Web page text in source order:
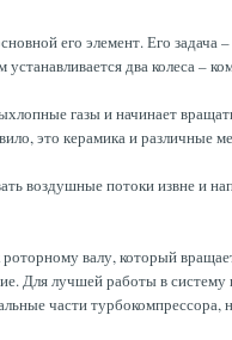
его элемент. Его
устанавливается два колеса
газы и начинает
это керамика и различные
воздушные потоки извне и
валу, который
Для лучшей работы в
части турбокомпрессора,